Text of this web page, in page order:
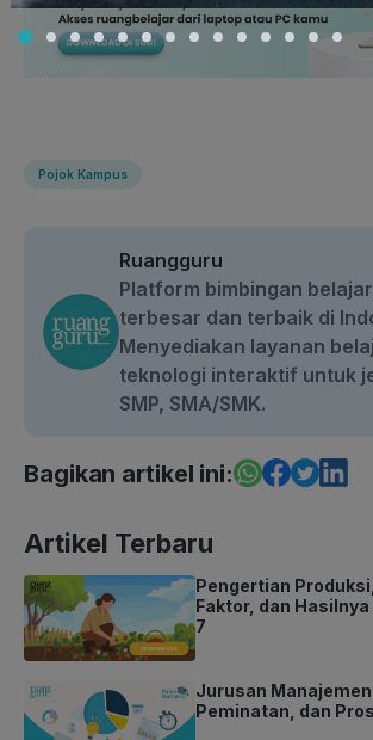
Pojok Kampus
Ruangguru
Platform bimbingan
terbesar dan terbaik di
Menyediakan layanan
teknologi interaktif untuk
SMP, SMA/SMK.
Bagikan artikel ini:
Artikel Terbaru
Pengertian
Faktor, dan
7
Jurusan
Peminatan, dan